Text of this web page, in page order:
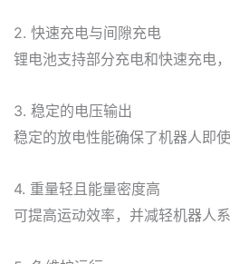
2. 快速充电与间隙充电
锂电池支持部分充电和快速充电
3. 稳定的电压输出
稳定的放电性能确保了机器人即
4. 重量轻且能量密度高
可提高运动效率，并减轻机器人